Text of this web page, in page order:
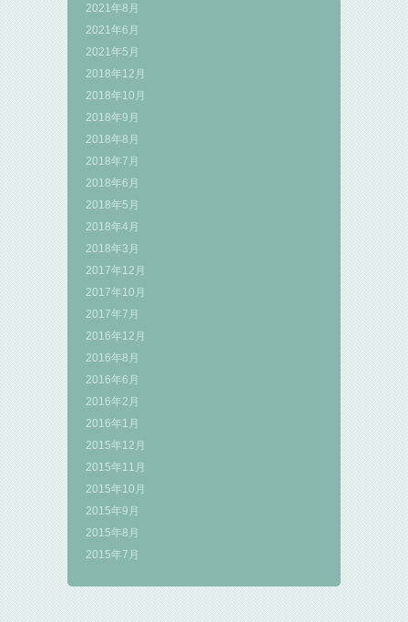
2021年8月
2021年6月
2021年5月
2018年12月
2018年10月
2018年9月
2018年8月
2018年7月
2018年6月
2018年5月
2018年4月
2018年3月
2017年12月
2017年10月
2017年7月
2016年12月
2016年8月
2016年6月
2016年2月
2016年1月
2015年12月
2015年11月
2015年10月
2015年9月
2015年8月
2015年7月